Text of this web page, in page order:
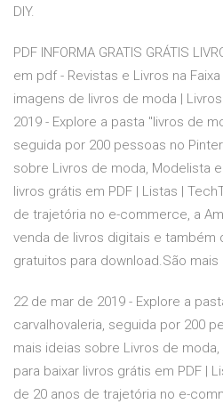
DIY.
PDF INFORMA GRATIS GRÁTIS
em pdf - Revistas e Livros na
imagens de livros de moda |
2019 - Explore a pasta "livros de
seguida por 200 pessoas no
sobre Livros de moda, Modelista
livros grátis em PDF | Listas |
de trajetória no e-commerce, a
venda de livros digitais e também
gratuitos para download.São
22 de mar de 2019 - Explore a
carvalhovaleria, seguida por 200
mais ideias sobre Livros de
para baixar livros grátis em PDF |
de 20 anos de trajetória no e-